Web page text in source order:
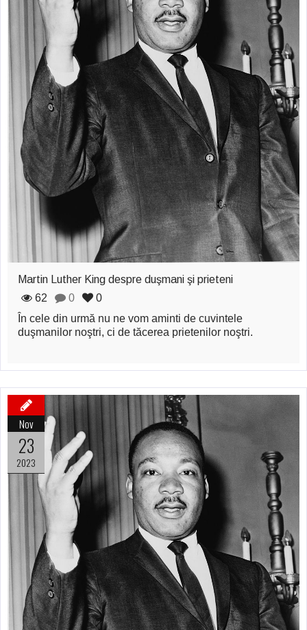
Martin Luther King despre duşmani şi prieteni
62
0
0
În cele din urmă nu ne vom aminti de cuvintele
duşmanilor noştri, ci de tăcerea prietenilor noştri.
Nov
23
2023